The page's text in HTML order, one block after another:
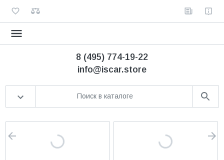
8 (495) 774-19-22
info@iscar.store